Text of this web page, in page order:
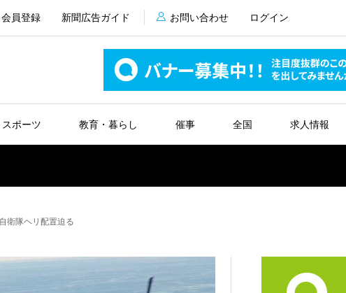
員登録 新聞広告ガイド お問い合わせ ログイン
ポーツ 教育・暮らし 催事 全国 求人情報
衛隊ヘリ配置迫る